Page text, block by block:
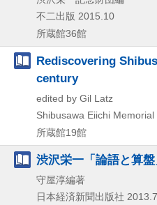
不二出版 2015.10
所蔵館36館
Rediscovering
century
edited by Gil Latz
Shibusawa Eiichi
所蔵館19館
渋沢栄一「論語と算
守屋淳編著
日本経済新聞出版社 2013.7